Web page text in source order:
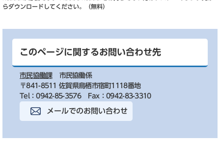
らダウンロードしてください。（無料）
このページに関するお問い合わせ先
市民協働課
市民協働係
〒841-8511 佐賀県鳥栖市宿町1118番地
Tel：0942-85-3576
Fax：0942-83-3310
メールでのお問い合わせ